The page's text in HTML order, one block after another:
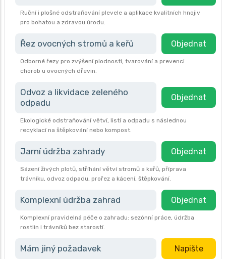
Ruční i plošné odstraňování plevele a aplikace kvalitních hnojiv
pro bohatou a zdravou úrodu.
Řez ovocných stromů a keřů Objednat
Odborné řezy pro zvýšení plodnosti, tvarování a prevenci
chorob u ovocných dřevin.
Odvoz a likvidace zeleného
odpadu
Objednat
Ekologické odstraňování větví, listí a odpadu s následnou
recyklací na štěpkování nebo kompost.
Jarní údržba zahrady Objednat
Sázení živých plotů, stříhání větví stromů a keřů, příprava
trávníku, odvoz odpadu, prořez a kácení, štěpkování.
Komplexní údržba zahrad Objednat
Komplexní pravidelná péče o zahradu: sezónní práce, údržba
rostlin i trávníků bez starostí.
Mám jiný požadavek Napište